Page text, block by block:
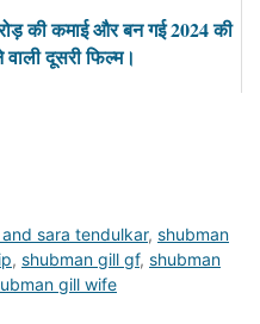
की कमाई और बन गई 2024 की
दूसरी फिल्म।
sara tendulkar, shubman
, shubman gill gf, shubman
gill wife